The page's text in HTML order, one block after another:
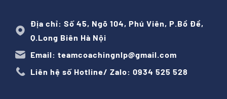
Địa chỉ: Số 45, Ngõ 104, Phú Viên, P.Bồ Đề,
Q.Long Biên Hà Nội
Email: teamcoachingnlp@gmail.com
Liên hệ số Hotline/ Zalo: 0934 525 528